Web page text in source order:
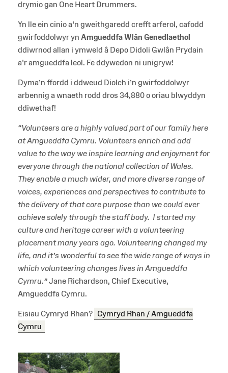
drymio gan One Heart Drummers.
Yn lle ein cinio a'n gweithgaredd crefft arferol, cafodd
gwirfoddolwyr yn Amgueddfa Wlân Genedlaethol
ddiwrnod allan i ymweld â Depo Didoli Gwlân Prydain
a'r amgueddfa leol. Fe ddywedon ni unigryw!
Dyma’n ffordd i ddweud Diolch i’n gwirfoddolwyr
arbennig a wnaeth rodd dros 34,880 o oriau blwyddyn
ddiwethaf!
“Volunteers are a highly valued part of our family here
at Amgueddfa Cymru. Volunteers enrich and add
value to the way we inspire learning and enjoyment for
everyone through the national collection of Wales.
They enable a much wider, and more diverse range of
voices, experiences and perspectives to contribute to
the delivery of that core purpose than we could ever
achieve solely through the staff body. I started my
culture and heritage career with a volunteering
placement many years ago. Volunteering changed my
life, and it’s wonderful to see the wide range of ways in
which volunteering changes lives in Amgueddfa
Cymru.”Jane Richardson, Chief Executive,
Amgueddfa Cymru.
Eisiau Cymryd Rhan? Cymryd Rhan / Amgueddfa
Cymru